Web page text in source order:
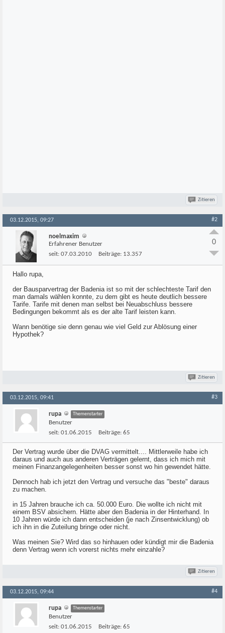
Zitieren
03.12.2015, 09:27 #2
noelmaxim
Erfahrener Benutzer
seit: 07.03.2010 Beiträge: 13.357
0
Hallo rupa,
der Bausparvertrag der Badenia ist so mit der schlechteste Tarif den
man damals wählen konnte, zu dem gibt es heute deutlich bessere
Tarife. Tarife mit denen man selbst bei Neuabschluss bessere
Bedingungen bekommt als es der alte Tarif leisten kann.
Wann benötige sie denn genau wie viel Geld zur Ablösung einer
Hypothek?
Zitieren
03.12.2015, 09:41 #3
rupa Themenstarter
Benutzer
seit: 01.06.2015 Beiträge: 65
Der Vertrag wurde über die DVAG vermittelt.... Mittlerweile habe ich
daraus und auch aus anderen Verträgen gelernt, dass ich mich mit
meinen Finanzangelegenheiten besser sonst wo hin gewendet hätte.
Dennoch hab ich jetzt den Vertrag und versuche das "beste" daraus
zu machen.
in 15 Jahren brauche ich ca. 50.000 Euro. Die wollte ich nicht mit
einem BSV absichern. Hätte aber den Badenia in der Hinterhand. In
10 Jahren würde ich dann entscheiden (je nach Zinsentwicklung) ob
ich ihn in die Zuteilung bringe oder nicht.
Was meinen Sie? Wird das so hinhauen oder kündigt mir die Badenia
denn Vertrag wenn ich vorerst nichts mehr einzahle?
Zitieren
03.12.2015, 09:44 #4
rupa Themenstarter
Benutzer
seit: 01.06.2015 Beiträge: 65